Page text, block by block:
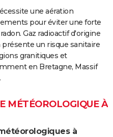
une aération
pour éviter une forte
Gaz radioactif d'origine
présente un risque sanitaire
granitiques et
en Bretagne, Massif
MÉTÉOROLOGIQUE À
à